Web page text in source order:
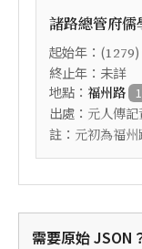
諸路總管府儒
起始年：(1279
終止年：未詳
地點： 福州路
出處： 元人傳
註： 元初為福
需要原始 JSON